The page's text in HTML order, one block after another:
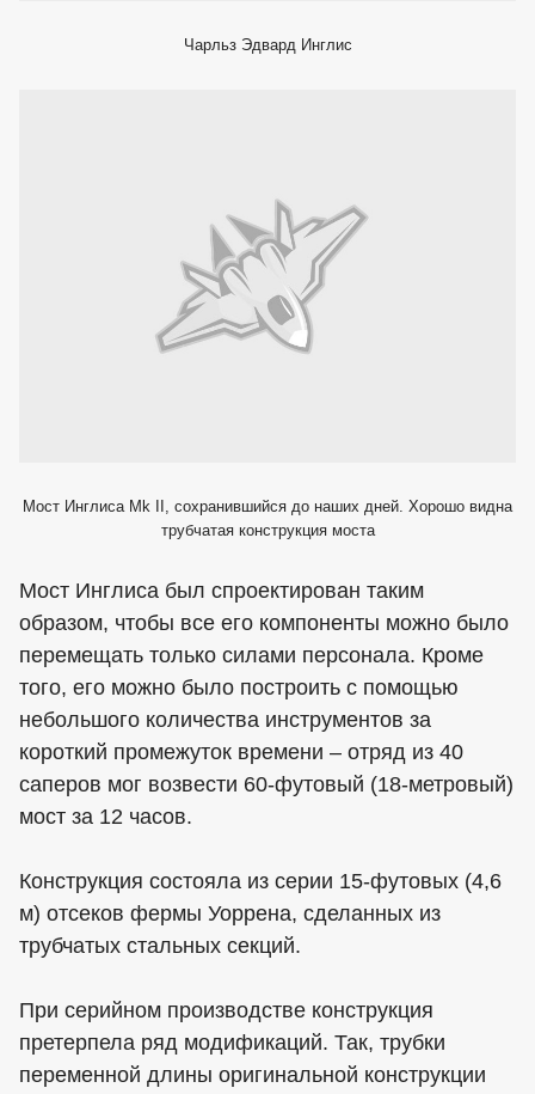
Чарльз Эдвард Инглис
Мост Инглиса Mk II, сохранившийся до наших дней. Хорошо видна
трубчатая конструкция моста
Мост Инглиса был спроектирован таким
образом, чтобы все его компоненты можно было
перемещать только силами персонала. Кроме
того, его можно было построить с помощью
небольшого количества инструментов за
короткий промежуток времени – отряд из 40
саперов мог возвести 60-футовый (18-метровый)
мост за 12 часов.
Конструкция состояла из серии 15-футовых (4,6
м) отсеков фермы Уоррена, сделанных из
трубчатых стальных секций.
При серийном производстве конструкция
претерпела ряд модификаций. Так, трубки
переменной длины оригинальной конструкции